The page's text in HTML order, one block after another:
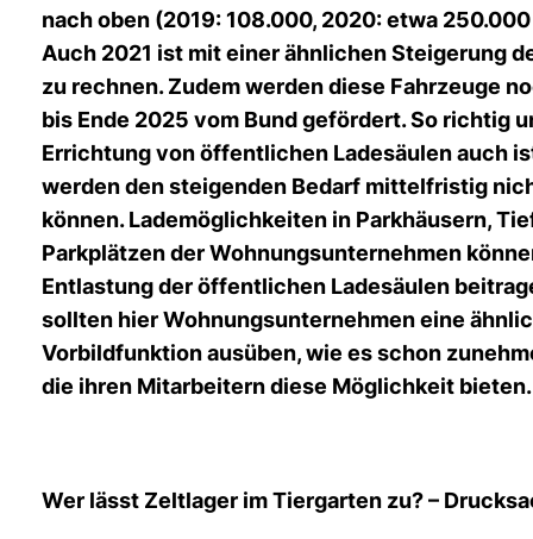
nach oben (2019: 108.000, 2020: etwa
Auch 2021 ist mit einer ähnlichen Steigerung
zu rechnen. Zudem werden diese Fahrzeuge
bis Ende 2025 vom Bund gefördert. So richtig
Errichtung von öffentlichen Ladesäulen auch
werden den steigenden Bedarf mittelfristig
können. Lademöglichkeiten in Parkhäusern,
Parkplätzen der Wohnungsunternehmen
Entlastung der öffentlichen Ladesäulen
sollten hier Wohnungsunternehmen eine
Vorbildfunktion ausüben, wie es schon
die ihren Mitarbeitern diese Möglichkeit bieten.
Wer lässt Zeltlager im Tiergarten zu? –